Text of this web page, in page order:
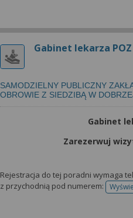
Gabinet lekarza POZ
SAMODZIELNY PUBLICZNY
OBROWIE Z SIEDZIBĄ W
Gabinet
Zarezerwuj
Rejestracja do tej poradni wymaga
z przychodnią pod numerem: